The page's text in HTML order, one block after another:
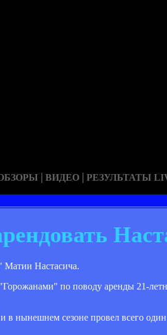
| ВИДЕО | РЕЗУЛЬТАТЫ
Матии Настасича.
по поводу аренды 21-
нынешнем сезоне провел всего